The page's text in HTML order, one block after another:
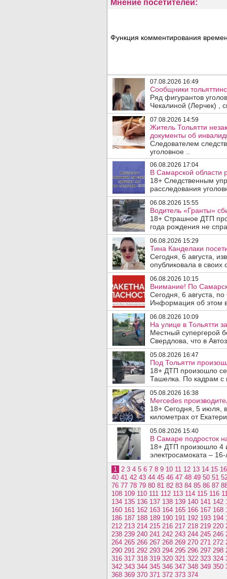
Мнение посетителей:
Функция комментирования
07.08.2026 16:49
Сообщники
Ряд фигурантов
Чекалиной (Лерчек) ,
07.08.2026 14:59
Житель Тольятти
документы об
Следователем
уголовное ..
06.08.2026 17:04
В Самарской области
18+ Следственным
расследования
06.08.2026 15:55
Водитель «Гранты»
18+ Страшное ДТП
года рождения не
06.08.2026 15:29
Тина Канделаки
Сегодня, 6 августа,
опубликовала в своих
06.08.2026 10:15
Внимание! По
Сегодня, 6 августа,
Информация об этом
06.08.2026 10:09
На улице в Тольятти
Местный супергерой
Свердлова, что в
05.08.2026 16:47
Под Тольятти
18+ ДТП произошло
Ташелка. По кадрам с
05.08.2026 16:38
Mercedes
18+ Сегодня, 5 июля,
километрах от
05.08.2026 15:40
В Самаре подросток
18+ ДТП произошло
электросамоката –
1 2 3 4 5 6 7 8 9 10 11 12 13 14 15 16
40 41 42 43 44 45 46 47 48 49 50 51
76 77 78 79 80 81 82 83 84 85 86 87
108 109 110 111 112 113 114 115 116
134 135 136 137 138 139 140 141 142
160 161 162 163 164 165 166 167 168
186 187 188 189 190 191 192 193 194
212 213 214 215 216 217 218 219 220
238 239 240 241 242 243 244 245 246
264 265 266 267 268 269 270 271 272
290 291 292 293 294 295 296 297 298
316 317 318 319 320 321 322 323 324
342 343 344 345 346 347 348 349 350
368 369 370 371 372 373 374